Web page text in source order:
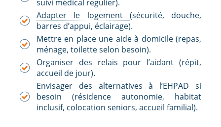
suivi médical régulier).
Adapter le logement (sécurité, douche,
barres d’appui, éclairage).
Mettre en place une aide à domicile (repas,
ménage, toilette selon besoin).
Organiser des relais pour l’aidant (répit,
accueil de jour).
Envisager des alternatives à l’EHPAD si
besoin (résidence autonomie, habitat
inclusif, colocation seniors, accueil familial).